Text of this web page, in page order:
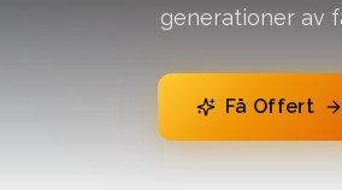
generationer av
Få Offert